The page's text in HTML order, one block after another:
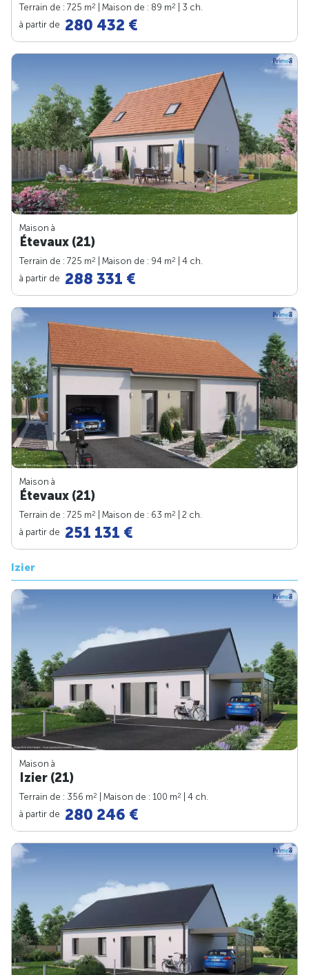
Terrain de : 725 m2 | Maison de : 89 m2
| 3 ch.
à partir de 280 432 €
Maison à
Étevaux (21)
Terrain de : 725 m2 | Maison de : 94 m2
| 4 ch.
à partir de 288 331 €
Maison à
Étevaux (21)
Terrain de : 725 m2 | Maison de : 63 m2
| 2 ch.
à partir de 251 131 €
Izier
Maison à
Izier (21)
Terrain de : 356 m2 | Maison de : 100 m2
| 4 ch.
à partir de 280 246 €